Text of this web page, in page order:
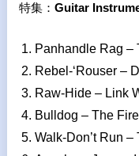
特集： Guitar
Panhandle Rag –
Rebel-‘Rouser –
Raw-Hide – Link
Bulldog – The
Walk-Don’t Run –